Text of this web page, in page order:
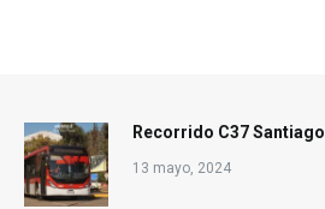
Recorrido C37 Santiago
13 mayo, 2024